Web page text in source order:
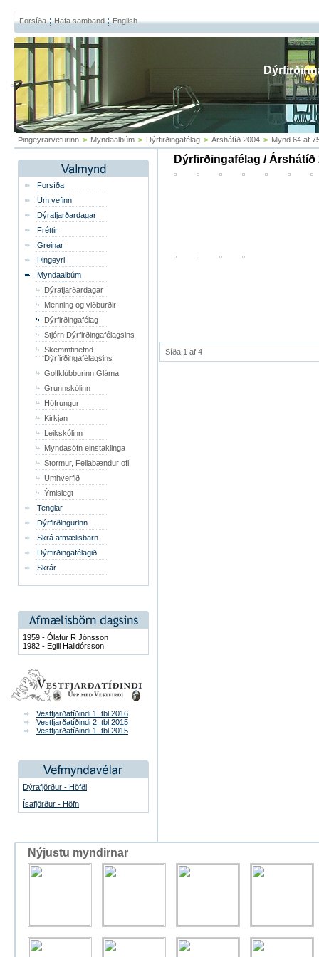
Forsíða Hafa samband English
Þingeyrarvefurinn > Myndaalbúm > Dýrfirðingafélag > Árshátíð 2004 > Mynd 64 af
Forsíða
Um vefinn
Dýrafjarðardagar
Fréttir
Greinar
Þingeyri
Myndaalbúm
Dýrafjarðardagar
Menning og viðburðir
Dýrfirðingafélag
Stjórn Dýrfirðingafélagsins
Skemmtinefnd
Dýrfirðingafélagsins
Golfklúbburinn Gláma
Grunnskólinn
Höfrungur
Kirkjan
Leikskólinn
Myndasöfn einstaklinga
Stormur, Fellabændur ofl.
Umhverfið
Ýmislegt
Tenglar
Dýrfirðingurinn
Skrá afmælisbarn
Dýrfirðingafélagið
Skrár
1959 - Ólafur R Jónsson
1982 - Egill Halldórsson
Vestfjarðatíðindi 1. tbl 2016
Vestfjarðatíðindi 2. tbl 2015
Vestfjarðatíðindi 1. tbl 2015
Dýrafjörður - Höfði
Ísafjörður - Höfn
Dýrfirðingafélag / Árshátíð
Síða 1 af 4
Nýjustu myndirnar